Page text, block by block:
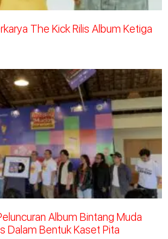
The Kick Rilis Album Ketiga
Album Bintang Muda
Dalam Bentuk Kaset Pita